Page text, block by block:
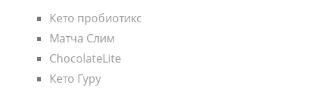
Кето пробиотикс
Матча Слим
ChocolateLite
Кето Гуру